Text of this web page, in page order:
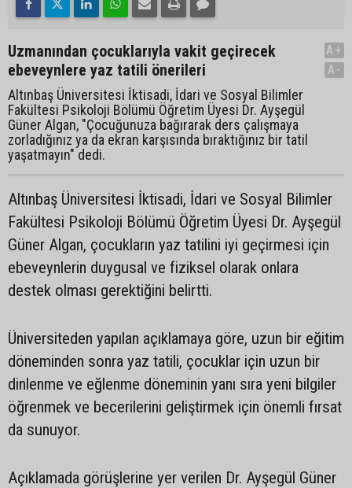
Uzmanından çocuklarıyla vakit geçirecek
ebeveynlere yaz tatili önerileri
Altınbaş Üniversitesi İktisadi, İdari ve Sosyal Bilimler
Fakültesi Psikoloji Bölümü Öğretim Üyesi Dr. Ayşegül
Güner Algan, "Çocuğunuza bağırarak ders çalışmaya
zorladığınız ya da ekran karşısında bıraktığınız bir tatil
yaşatmayın" dedi.
A+
A-
Altınbaş Üniversitesi İktisadi, İdari ve Sosyal Bilimler
Fakültesi Psikoloji Bölümü Öğretim Üyesi Dr. Ayşegül
Güner Algan, çocukların yaz tatilini iyi geçirmesi için
ebeveynlerin duygusal ve fiziksel olarak onlara
destek olması gerektiğini belirtti.
Üniversiteden yapılan açıklamaya göre, uzun bir eğitim
döneminden sonra yaz tatili, çocuklar için uzun bir
dinlenme ve eğlenme döneminin yanı sıra yeni bilgiler
öğrenmek ve becerilerini geliştirmek için önemli fırsat
da sunuyor.
Açıklamada görüşlerine yer verilen Dr. Ayşegül Güner